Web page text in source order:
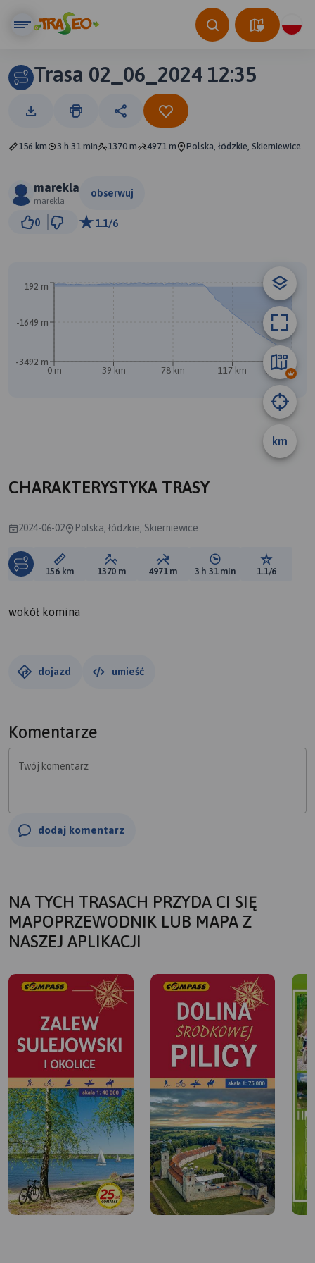
Trasa 02_06_2024 12:35
156 km 3 h 31 min 1370 m 4971 m Polska, łódzkie, Skierniewice
marekla
marekla
obserwuj
0 1.1/6
km
0 m 39 km 78 km 117 km 156 km
-3492 m
-1649 m
192 m
CHARAKTERYSTYKA TRASY
2024-06-02 Polska, łódzkie, Skierniewice
Długość trasy:
156 km Suma przewyższeń:
1370 m Suma spadków:
4971 m Średni czas potrzebny
3 h 31 min Ocena
1.1/6
wokół komina
dojazd umieść
Komentarze
Twój komentarz
dodaj komentarz
NA TYCH TRASACH PRZYDA CI SIĘ
MAPOPRZEWODNIK LUB MAPA Z
NASZEJ APLIKACJI